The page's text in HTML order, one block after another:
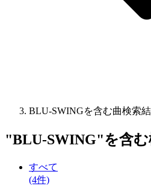
BLU-SWINGを含む曲検索
"BLU-SWING"を含む
すべて
(4件)